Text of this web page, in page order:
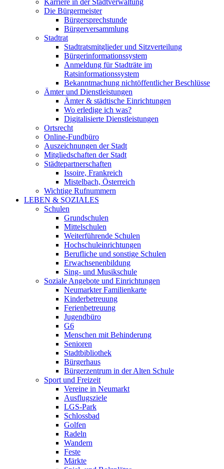
Karriere in der Stadtverwaltung
Die Bürgermeister
Bürgersprechstunde
Bürgerversammlung
Stadtrat
Stadtratsmitglieder und Sitzverteilung
Bürgerinformationssystem
Anmeldung für Stadträte im
Ratsinformationssystem
Bekanntmachung nichtöffentlicher Beschlüsse
Ämter und Dienstleistungen
Ämter & städtische Einrichtungen
Wo erledige ich was?
Digitalisierte Dienstleistungen
Ortsrecht
Online-Fundbüro
Auszeichnungen der Stadt
Mitgliedschaften der Stadt
Städtepartnerschaften
Issoire, Frankreich
Mistelbach, Österreich
Wichtige Rufnummern
LEBEN & SOZIALES
Schulen
Grundschulen
Mittelschulen
Weiterführende Schulen
Hochschuleinrichtungen
Berufliche und sonstige Schulen
Erwachsenenbildung
Sing- und Musikschule
Soziale Angebote und Einrichtungen
Neumarkter Familienkarte
Kinderbetreuung
Ferienbetreuung
Jugendbüro
G6
Menschen mit Behinderung
Senioren
Stadtbibliothek
Bürgerhaus
Bürgerzentrum in der Alten Schule
Sport und Freizeit
Vereine in Neumarkt
Ausflugsziele
LGS-Park
Schlossbad
Golfen
Radeln
Wandern
Feste
Märkte